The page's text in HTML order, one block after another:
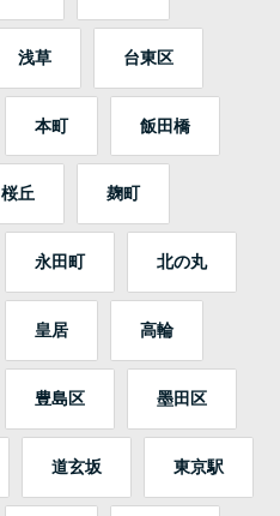
浅草 台東区
本町 飯田橋
桜丘 麹町
永田町 北の丸
皇居 高輪
豊島区 墨田区
道玄坂 東京駅